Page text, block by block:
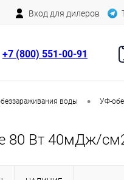
Вход для дилеров
+7 (800) 551-00-91
воды • УФ-
80 Вт 40мДж/